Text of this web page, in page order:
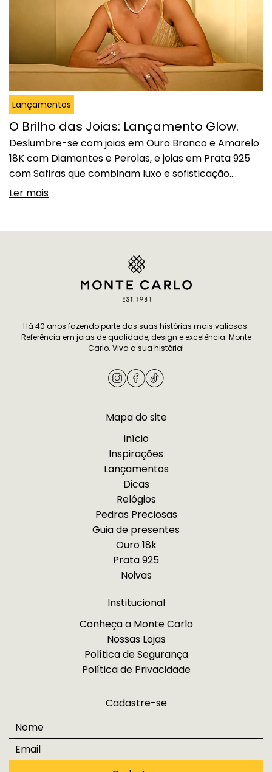
Lançamentos
O Brilho das Joias: Lançamento Glow.
Deslumbre-se com joias em Ouro Branco e Amarelo
18K com Diamantes e Perolas, e joias em Prata 925
com Safiras que combinam luxo e sofisticação.
Desenhadas para iluminar quem as veste, as joias
inspirada no brilho do amanhecer, joias com…
Ler mais
Há 40 anos fazendo parte das suas histórias mais valiosas.
Referência em joias de qualidade, design e excelência. Monte
Carlo. Viva a sua história!
Mapa do site
Início
Inspirações
Lançamentos
Dicas
Relógios
Pedras Preciosas
Guia de presentes
Ouro 18k
Prata 925
Noivas
Institucional
Conheça a Monte Carlo
Nossas Lojas
Política de Segurança
Política de Privacidade
Cadastre-se